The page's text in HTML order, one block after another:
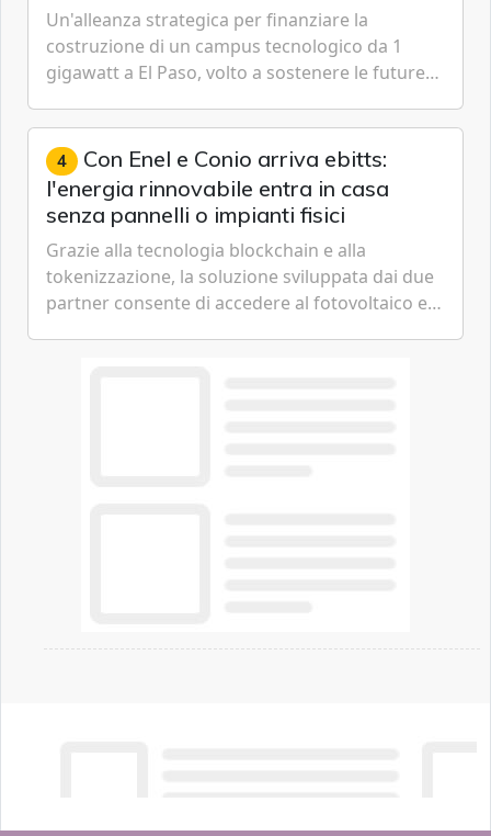
Un'alleanza strategica per finanziare la
costruzione di un campus tecnologico da 1
gigawatt a El Paso, volto a sostenere le future
artificiale dell'azienda di Mark Zuckerberg.
4 Con Enel e Conio arriva ebitts:
l'energia rinnovabile entra in casa
senza pannelli o impianti fisici
Grazie alla tecnologia blockchain e alla
tokenizzazione, la soluzione sviluppata dai due
partner consente di accedere al fotovoltaico e